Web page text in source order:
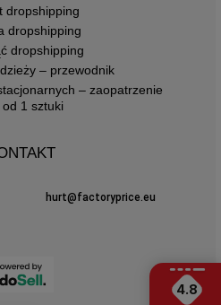
dropshipping
dropshipping
dropshipping
– przewodnik
– zaopatrzenie
1 sztuki
hurt@factoryprice.eu
4.8